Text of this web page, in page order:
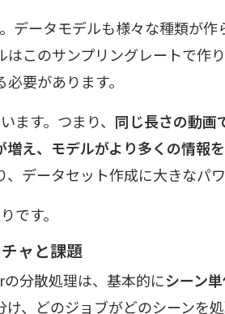
データモデルも様々な種類が
はこのサンプリングレートで作
要があります。
ます。つまり、 同じ長さの動画
増え、モデルがより多くの情報
、データセット作成に大きなパ
です。
ャと課題
分散処理は、基本的にシーン
け、どのジョブがどのシーンを